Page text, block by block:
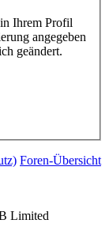
Ihrem Profil
angegeben
geändert.
Foren-Übersicht
Limited